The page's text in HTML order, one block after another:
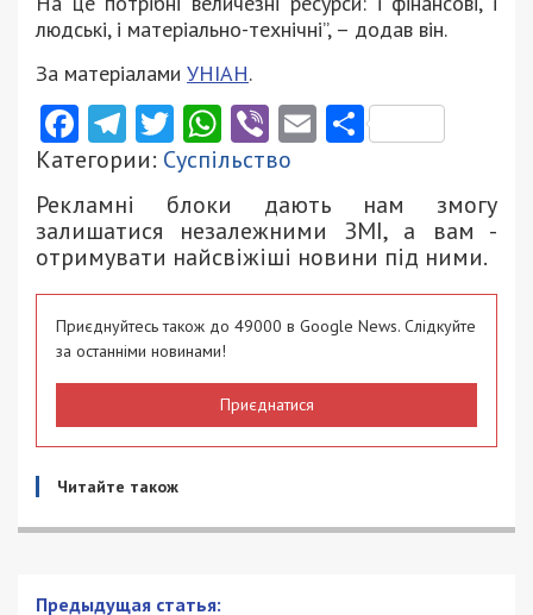
людські, і матеріально-технічні”, – додав він.
За матеріалами УНІАН.
Facebook
Telegram
Twitter
WhatsApp
ViberEmail
Категории: Суспільство
Рекламні блоки дають нам змогу
залишатися незалежними ЗМІ, а вам -
отримувати найсвіжіші новини під ними.
Приєднуйтесь також до 49000 в Google News. Слідкуйте
за останніми новинами!
Приєднатися
Читайте також
Предыдущая статья: